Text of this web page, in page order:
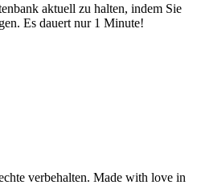
aktuell zu halten, indem Sie
Es dauert nur 1 Minute!
verbehalten. Made with love in